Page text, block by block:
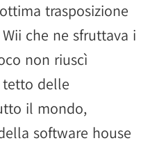
trasposizione
che ne sfruttava i
non riuscì
tetto delle
il mondo,
software house